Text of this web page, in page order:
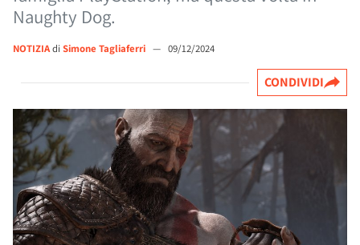
Naughty Dog.
NOTIZIAdi Simone Tagliaferri — 09/12/2024
CONDIVIDI